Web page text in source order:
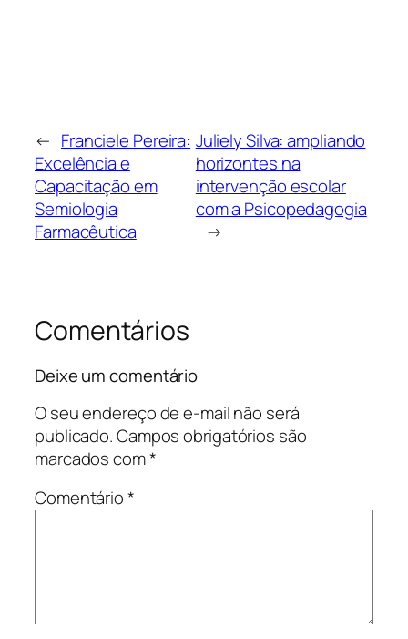
← Franciele Pereira:
Excelência e
Capacitação em
Semiologia
Farmacêutica
Juliely Silva: ampliando
horizontes na
intervenção escolar
com a Psicopedagogia
→
Comentários
Deixe um comentário
O seu endereço de e-mail não será
publicado.Campos obrigatórios são
marcados com*
Comentário*